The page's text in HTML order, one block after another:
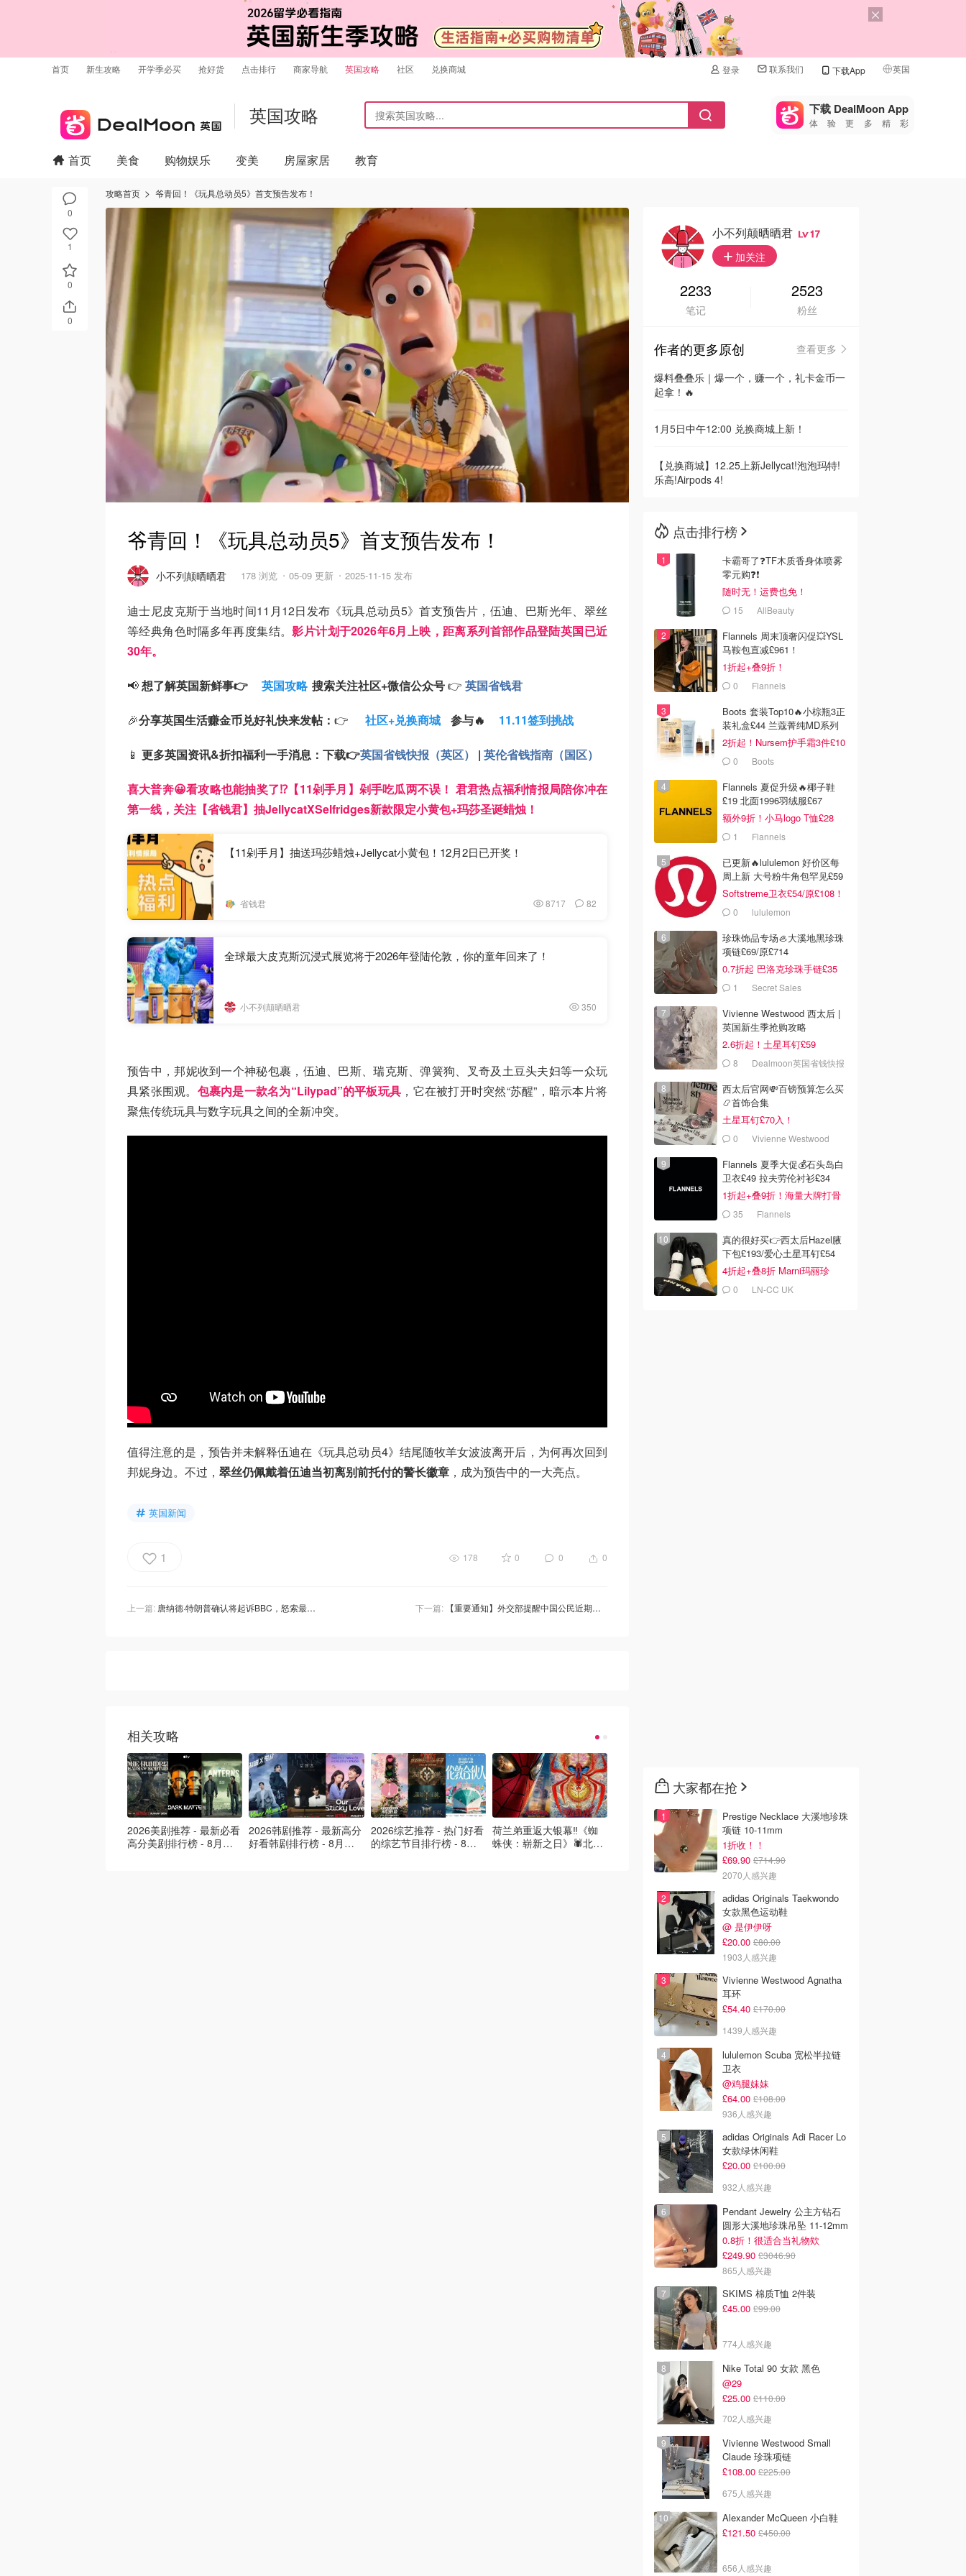
首页 新生攻略 开学季必买 抢好货 点击排行 商家导航 英国攻略 社区 兑换商城 登录 联系我们 下载App 英国
🇺🇸
🇨🇳 中国
🇩🇪
🇮🇹
🇦🇺
🇳🇿新西兰
英国攻略 下载 DealMoon App
体验更多精彩
0
1
0
0
首页 美食 购物娱乐 变美 房屋家居 教育
攻略首页 爷青回！《玩具总动员5》首支预告发布！
爷青回！《玩具总动员5》首支预告发布！
小不列颠晒晒君 178 浏览 05-09 更新 2025-11-15 发布
迪士尼皮克斯于当地时间11月12日发布《玩具总动员5》首支预告片，伍迪、巴斯光年、翠丝
等经典角色时隔多年再度集结。影片计划于2026年6月上映，距离系列首部作品登陆英国已近
30年。
📢想了解英国新鲜事👉 英国攻略 搜索关注社区+微信公众号👉 英国省钱君
🎉分享英国生活赚金币兑好礼快来发帖： 👉 社区+兑换商城 参与🔥 11.11签到挑战
📱 更多英国资讯&折扣福利一手消息： 下载👉英国省钱快报（英区） | 英伦省钱指南（国区）
喜大普奔😀看攻略也能抽奖了⁉️【11剁手月】剁手吃瓜两不误！ 君君热点福利情报局陪你冲在
第一线，关注【省钱君】抽JellycatXSelfridges新款限定小黄包+玛莎圣诞蜡烛！
【11剁手月】抽送玛莎蜡烛+Jellycat小黄包！12月2日已开奖！
省钱君 8717 82
全球最大皮克斯沉浸式展览将于2026年登陆伦敦，你的童年回来了！
小不列颠晒晒君 350
预告中，邦妮收到一个神秘包裹，伍迪、巴斯、瑞克斯、弹簧狗、叉奇及土豆头夫妇等一众玩
具紧张围观。 包裹内是一款名为“Lilypad”的平板玩具 ，它在被打开时突然“苏醒”，暗示本片将
聚焦传统玩具与数字玩具之间的全新冲突。
值得注意的是，预告并未解释伍迪在《玩具总动员4》结尾随牧羊女波波离开后，为何再次回到
邦妮身边。不过， 翠丝仍佩戴着伍迪当初离别前托付的警长徽章 ，成为预告中的一大亮点。
英国新闻
1 178 0 0 0
上一篇: 唐纳德·特朗普确认将起诉BBC，怒索最高50亿美元，只因这段“神剪辑”？！ 下一篇: 【重要通知】外交部提醒中国公民近期避免前往日本！多航司急发中日航线免费退改签！
相关攻略
2026美剧推荐 - 最新必看
高分美剧排行榜 - 8月最
2026韩剧推荐 - 最新高分
好看韩剧排行榜 - 8月最
2026综艺推荐 - 热门好看
的综艺节目排行榜 - 8月
荷兰弟重返大银幕‼️《蜘
蛛侠：崭新之日》🕷️北美
2026韩国电影推荐 | 最新
好看的韩国电影排行榜，
必看盘点！8月最新！(持
2026美国即将上映电影推
荐 - 万众期待的热门大片
- 8月最新: 《末世行者》
小不列颠晒晒君 17
加关注
2233
笔记
2523
粉丝
作者的更多原创
查看更多
爆料叠叠乐｜爆一个，赚一个，礼卡金币一
起拿！🔥
1月5日中午12:00 兑换商城上新！
【兑换商城】12.25上新Jellycat!泡泡玛特!
乐高!Airpods 4!
点击排行榜
卡霸哥了❓TF木质香身体喷雾
零元购❓❗
随时无！运费也免！
15 AllBeauty
Flannels 周末顶奢闪促💥YSL
马鞍包直减£961！
1折起+叠9折！
0 Flannels
Boots 套装Top10🔥小棕瓶3正
装礼盒£44 兰蔻菁纯MD系列
首折
2折起！Nursem护手霜3件£10
0 Boots
Flannels 夏促升级🔥椰子鞋
£19 北面1996羽绒服£67
额外9折！小马logo T恤£28
1 Flannels
已更新🔥lululemon 好价区每
周上新 大号粉牛角包罕见£59
Softstreme卫衣£54/原£108！
0 lululemon
珍珠饰品专场🦪大溪地黑珍珠
项链£69/原£714
0.7折起 巴洛克珍珠手链£35
1 Secret Sales
Vivienne Westwood 西太后 |
英国新生季抢购攻略
2.6折起！土星耳钉£59
8 Dealmoon英国省钱快报
西太后官网💸百镑预算怎么买
📿首饰合集
土星耳钉£70入！
0 Vivienne Westwood
Flannels 夏季大促💰石头岛白
卫衣£49 拉夫劳伦衬衫£34
1折起+叠9折！海量大牌打骨
折！
35 Flannels
真的很好买👉西太后Hazel腋
下包£193/爱心土星耳钉£54
4折起+叠8折 Marni玛丽珍
£2120 LN-CC UK
大家都在抢
Prestige Necklace 大溪地珍珠
项链 10-11mm
1折收！！
£69.90 £714.90
2070人感兴趣
adidas Originals Taekwondo
女款黑色运动鞋
@ 是伊伊呀
£20.00 £80.00
1903人感兴趣
Vivienne Westwood Agnatha
耳环
£54.40 £170.00
1439人感兴趣
lululemon Scuba 宽松半拉链
卫衣
@鸡腿妹妹
£64.00 £108.00
936人感兴趣
adidas Originals Adi Racer Lo
女款绿休闲鞋
£20.00 £100.00
932人感兴趣
Pendant Jewelry 公主方钻石
圆形大溪地珍珠吊坠 11-12mm
0.8折！很适合当礼物欸
£249.90 £3046.90
865人感兴趣
SKIMS 棉质T恤 2件装
£45.00 £99.00
774人感兴趣
Nike Total 90 女款 黑色
@29
£25.00 £110.00
702人感兴趣
Vivienne Westwood Small
Claude 珍珠项链
£108.00 £225.00
675人感兴趣
Alexander McQueen 小白鞋
£121.50 £450.00
656人感兴趣